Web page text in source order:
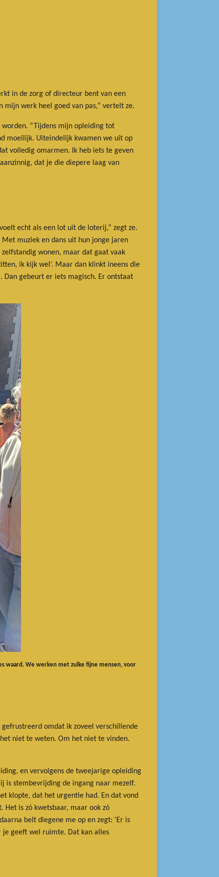
in de zorg of directeur bent van een
werk heel goed van pas,” vertelt ze.
“Tijdens mijn opleiding tot
moeilijk. Uiteindelijk kwamen we uit op
volledig omarmen. Ik heb iets te geven
dat je die diepere laag van
echt als een lot uit de loterij,” zegt ze.
muziek en dans uit hun jonge jaren
wonen, maar dat gaat vaak
ik kijk wel’. Maar dan klinkt ineens die
Dan gebeurt er iets magisch. Er ontstaat
waard. We werken met zulke fijne mensen, voor
gefrustreerd omdat ik zoveel verschillende
niet te weten. Om het niet te vinden.
en vervolgens de tweejarige opleiding
is stembevrijding de ingang naar mezelf.
klopte, dat het urgentie had. En dat vond
is zó kwetsbaar, maar ook zó
belt diegene me op en zegt: ‘Er is
je geeft wel ruimte. Dat kan alles